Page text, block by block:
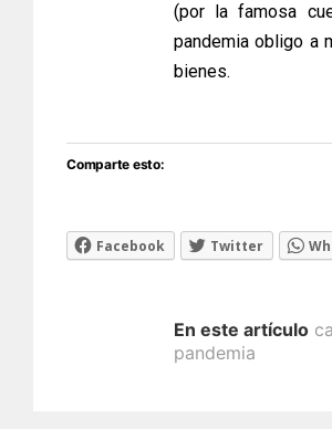
(por la famosa
pandemia obligo a
bienes.
Comparte esto:
Facebook Twitter
En este artículo
pandemia